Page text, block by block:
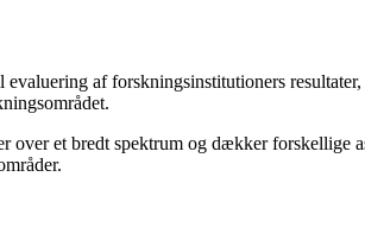
af forskningsinstitutioners
over et bredt spektrum og dækker forskellige